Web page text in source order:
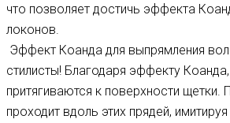
что позволяет достичь эффекта
локонов.
Эффект Коанда для выпрямления
стилисты! Благодаря эффекту
притягиваются к поверхности щетки.
проходит вдоль этих прядей,